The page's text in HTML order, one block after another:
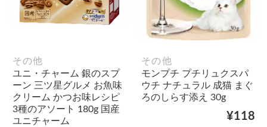
その他
ユニ・チャーム 銀のスプ
ーン 三ツ星グルメ お魚味
クリーム かつお味レシピ
3種のアソート 180g 国産
ユニチャーム
その他
モンプチ プチリュクスパ
ウチ ナチュラル 成猫 まぐ
ろのしらす添え 30g
¥118